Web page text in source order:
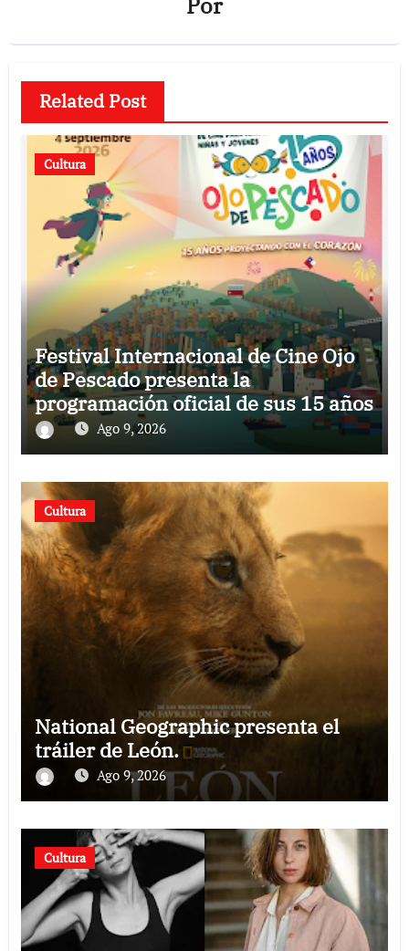
Related Post
Cultura
Festival Internacional de Cine Ojo
de Pescado presenta la
programación oficial de sus 15 años
Ago 9, 2026
Cultura
National Geographic presenta el
tráiler de León.
Ago 9, 2026
Cultura